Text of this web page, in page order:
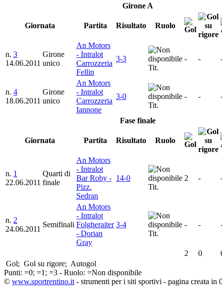
Girone A
Giornata Partita Risultato Ruolo
n. 3
14.06.2011
Girone
unico
An Motors
- Intralot
Carrozzeria
Fellin
3-3
Tit.
- -
n. 4
18.06.2011
Girone
unico
An Motors
- Intralot
Carrozzeria
Iannone
3-0
Tit.
- -
Fase finale
Giornata Partita Risultato Ruolo
n. 1
22.06.2011
Quarti di
finale
An Motors
- Intralot
Bar Roby -
Pizz.
Sedran
14-0
Tit.
2 -
n. 2
24.06.2011
Semifinali
An Motors
- Intralot
Folgheraiter
- Dorian
Gray
3-4
Tit.
- -
2 0
Gol; Gol su rigore; Autogol
Punti: =0; =1; =3 - Ruolo: =Non disponibile
© www.sportrentino.it - strumenti per i siti sportivi - pagina creata in